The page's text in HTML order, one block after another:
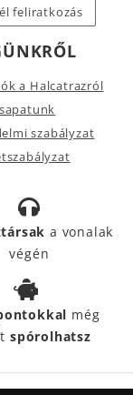
feliratkozás
a Halcatrazról
szabályzat
a vonalak
végén
még
spórolhatsz